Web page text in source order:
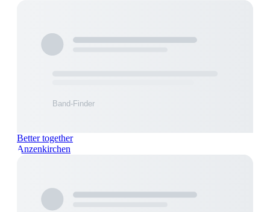
Better together
Anzenkirchen